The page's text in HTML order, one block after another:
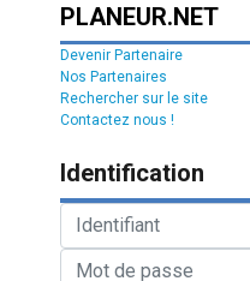
PLANEUR.NET
Devenir Partenaire
Nos Partenaires
Rechercher sur le site
Contactez nous !
Identification